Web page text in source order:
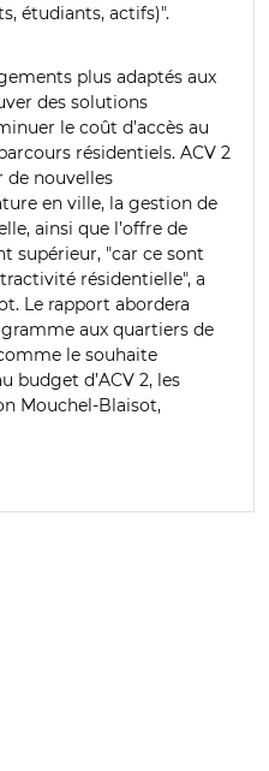
étudiants, actifs)".
plus adaptés aux
des solutions
le coût d’accès au
résidentiels. ACV 2
de nouvelles
en ville, la gestion de
ainsi que l’offre de
supérieur, "car ce sont
résidentielle", a
Le rapport abordera
aux quartiers de
le souhaite
budget d’ACV 2, les
Mouchel-Blaisot,